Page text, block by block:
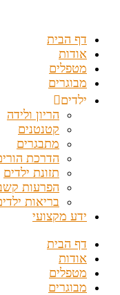
דף הבית
אודות
מטפלים
מבוגרים
ילדים
הריון ולידה
קטנטנים
מתבגרים
הדרכת
תזונת ילדים
הפרעות
בריאות
ידע מקצועי
דף הבית
אודות
מטפלים
מבוגרים